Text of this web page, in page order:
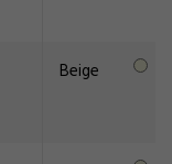
Beige